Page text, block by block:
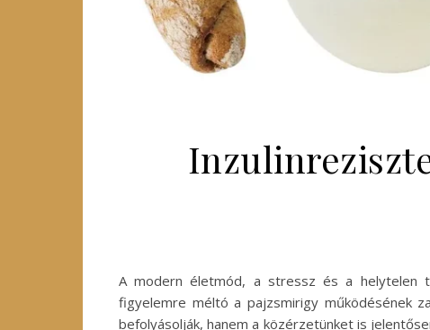
A modern életmód, a stressz és a helytelen
figyelemre méltó a pajzsmirigy működésének
befolyásolják, hanem a közérzetünket is